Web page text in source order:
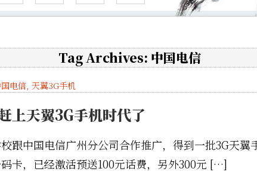
Tag Archives: 中国电信
电信, 天翼3G手机
上天翼3G手机时代了
跟中国电信广州分公司合作推广，得到一批3G天翼
卡，已经激活预送100元话费，另外300元 […]